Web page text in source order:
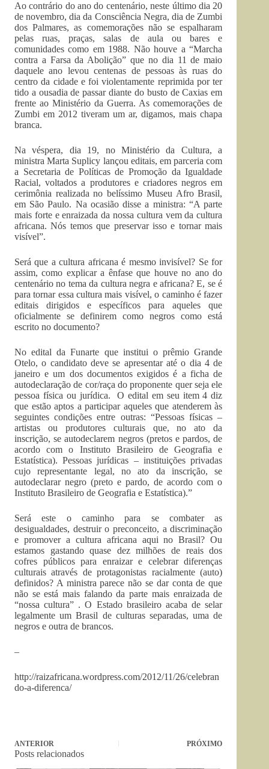
Ao contrário do ano do centenário, neste último dia 20
de novembro, dia da Consciência Negra, dia de Zumbi
dos Palmares, as comemorações não se espalharam
pelas ruas, praças, salas de aula ou bares e
comunidades como em 1988. Não houve a “Marcha
contra a Farsa da Abolição” que no dia 11 de maio
daquele ano levou centenas de pessoas às ruas do
centro da cidade e foi violentamente reprimida por ter
tido a ousadia de passar diante do busto de Caxias em
frente ao Ministério da Guerra. As comemorações de
Zumbi em 2012 tiveram um ar, digamos, mais chapa
branca.
Na véspera, dia 19, no Ministério da Cultura, a
ministra Marta Suplicy lançou editais, em parceria com
a Secretaria de Políticas de Promoção da Igualdade
Racial, voltados a produtores e criadores negros em
cerimônia realizada no belíssimo Museu Afro Brasil,
em São Paulo. Na ocasião disse a ministra: “A parte
mais forte e enraizada da nossa cultura vem da cultura
africana. Nós temos que preservar isso e tornar mais
visível”.
Será que a cultura africana é mesmo invisível? Se for
assim, como explicar a ênfase que houve no ano do
centenário no tema da cultura negra e africana? E, se é
para tornar essa cultura mais visível, o caminho é fazer
editais dirigidos e específicos para aqueles que
oficialmente se definirem como negros como está
escrito no documento?
No edital da Funarte que institui o prêmio Grande
Otelo, o candidato deve se apresentar até o dia 4 de
janeiro e um dos documentos exigidos é a ficha de
autodeclaração de cor/raça do proponente quer seja ele
pessoa física ou jurídica. O edital em seu item 4 diz
que estão aptos a participar aqueles que atenderem às
seguintes condições entre outras: “Pessoas físicas –
artistas ou produtores culturais que, no ato da
inscrição, se autodeclarem negros (pretos e pardos, de
acordo com o Instituto Brasileiro de Geografia e
Estatística). Pessoas jurídicas – instituições privadas
cujo representante legal, no ato da inscrição, se
autodeclarar negro (preto e pardo, de acordo com o
Instituto Brasileiro de Geografia e Estatística).”
Será este o caminho para se combater as
desigualdades, destruir o preconceito, a discriminação
e promover a cultura africana aqui no Brasil? Ou
estamos gastando quase dez milhões de reais dos
cofres públicos para enraizar e celebrar diferenças
culturais através de protagonistas racialmente (auto)
definidos? A ministra parece não se dar conta de que
não se está mais falando da parte mais enraizada de
“nossa cultura” . O Estado brasileiro acaba de selar
legalmente um Brasil de culturas separadas, uma de
negros e outra de brancos.
–
http://raizafricana.wordpress.com/2012/11/26/celebran
do-a-diferenca/
ANTERIOR PRÓXIMO
Posts relacionados